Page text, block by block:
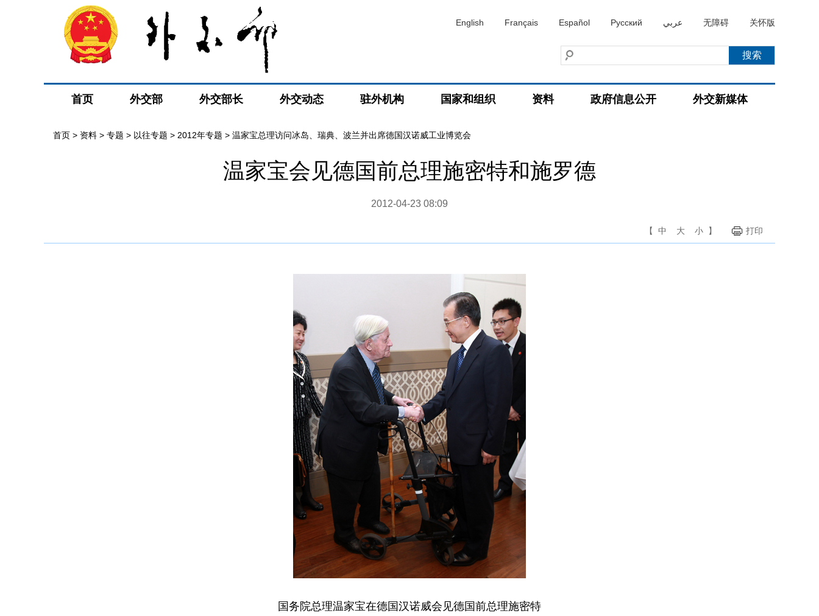
English Français Español Русский عربي 无障碍 关怀版
首页 外交部 外交部长 外交动态 驻外机构 国家和组织 资料 政府信息公开 外交新媒体
首页 > 资料 > 专题 > 以往专题 > 2012年专题 > 温家宝总理访问冰岛、瑞典、波兰并出席德国汉诺威工业博览会
温家宝会见德国前总理施密特和施罗德
2012-04-23 08:09
【 中 大 小 】 打印
国务院总理温家宝在德国汉诺威会见德国前总理施密特